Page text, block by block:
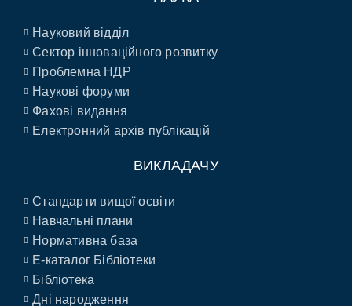
Науковий відділ
Сектор інноваційного розвитку
Проблемна НДР
Наукові форуми
Фахові видання
Електронний архів публікацій
ВИКЛАДАЧУ
Стандарти вищої освіти
Навчальні плани
Нормативна база
E-каталог Бібліотеки
Бібліотека
Дні народження